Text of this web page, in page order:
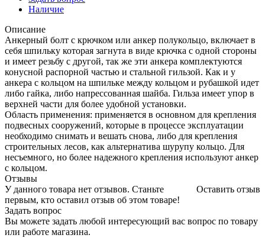
Наличие
Описание
Анкерный болт с крючком или анкер полукольцо, включает в
себя шпильку которая загнута в виде крючка с одной стороны
и имеет резьбу с другой, так же эти анкера комплектуются
конусной распорной частью и стальной гильзой. Как и у
анкера с кольцом на шпильке между кольцом и рубашкой идет
либо гайка, либо напрессованная шайба. Гильза имеет упор в
верхней части для более удобной установки.
Область применения: применяется в основном для крепления
подвесных сооружений, которые в процессе эксплуатации
необходимо снимать и вешать снова, либо для крепления
строительных лесов, как альтернатива шурупу кольцо. Для
несъемного, но более надежного крепления используют анкер
с кольцом.
Отзывы
Оставить отзыв
У данного товара нет отзывов. Станьте
первым, кто оставил отзыв об этом товаре!
Задать вопрос
Вы можете задать любой интересующий вас вопрос по товару
или работе магазина.